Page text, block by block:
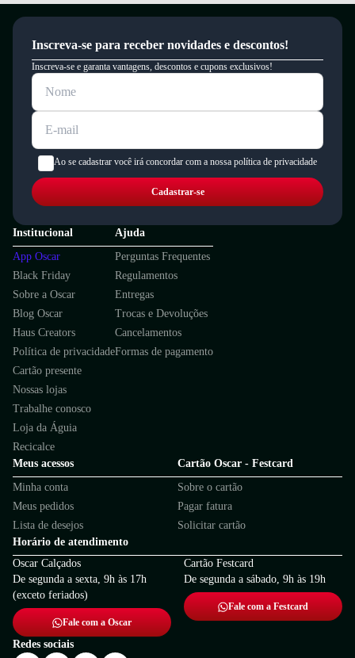
Inscreva-se para receber novidades e descontos!
Inscreva-se e garanta vantagens, descontos e cupons exclusivos!
Ao se cadastrar você irá concordar com a nossa política de privacidade
Cadastrar-se
Institucional
App Oscar
Black Friday
Sobre a Oscar
Blog Oscar
Haus Creators
Política de privacidade
Cartão presente
Nossas lojas
Trabalhe conosco
Loja da Águia
Recicalce
Ajuda
Perguntas Frequentes
Regulamentos
Entregas
Trocas e Devoluções
Cancelamentos
Formas de pagamento
Meus acessos
Minha conta
Meus pedidos
Lista de desejos
Cartão Oscar - Festcard
Sobre o cartão
Pagar fatura
Solicitar cartão
Horário de atendimento
Oscar Calçados
De segunda a sexta, 9h às 17h
(exceto feriados)
Fale com a Oscar
Cartão Festcard
De segunda a sábado, 9h às 19h
Fale com a Festcard
Redes sociais